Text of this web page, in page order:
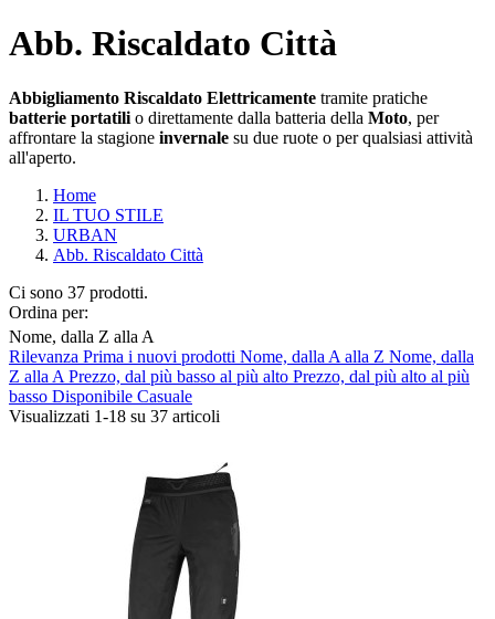
Abb. Riscaldato Città
Abbigliamento Riscaldato Elettricamente tramite pratiche
batterie portatili o direttamente dalla batteria della Moto, per
affrontare la stagione invernale su due ruote o per qualsiasi attività
all'aperto.
Home
IL TUO STILE
URBAN
Abb. Riscaldato Città
Cancella filtri
Composizione
Impermeabile 4
Laminato 7
0
Ci sono 37 prodotti.
Ordina per:
Nome, dalla Z alla A
Rilevanza Prima i nuovi prodotti Nome, dalla A alla Z Nome, dalla
Z alla A Prezzo, dal più basso al più alto Prezzo, dal più alto al più
basso Disponibile Casuale
Visualizzati 1-18 su 37 articoli